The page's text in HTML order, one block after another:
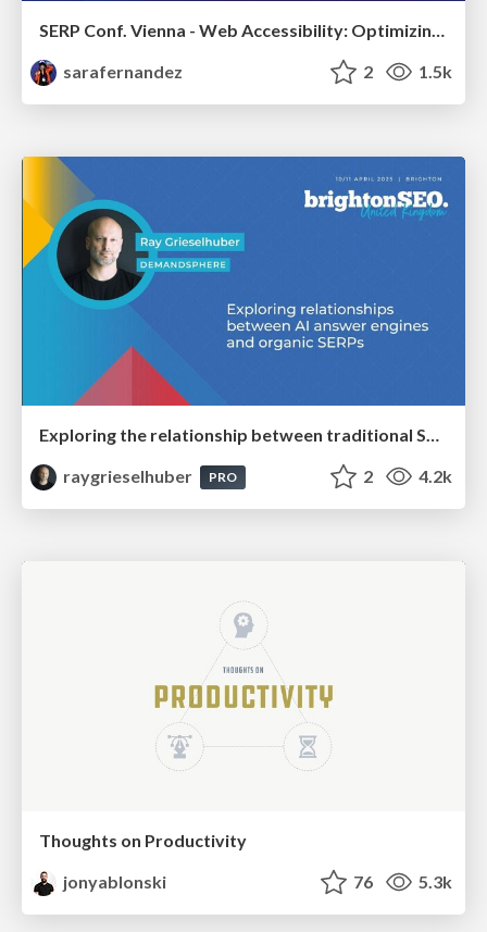
SERP Conf. Vienna - Web Accessibility: Optimizing for Inclusivity and SEO
sarafernandez
2 1.5k
Exploring the relationship between traditional SERPs and Gen AI search
raygrieselhuber
PRO 2 4.2k
Thoughts on Productivity
jonyablonski
76 5.3k